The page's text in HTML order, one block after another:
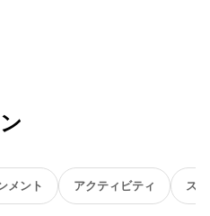
メント アクティビティ ス